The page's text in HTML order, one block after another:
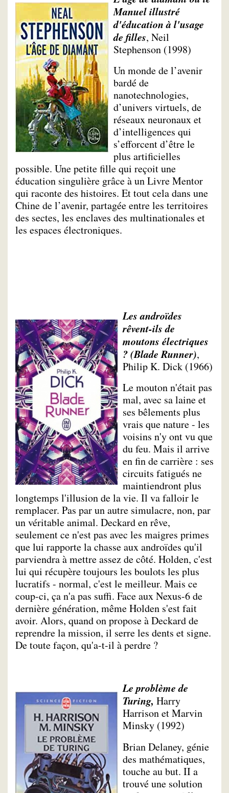
Manuel illustré
d'éducation à l'usage
de filles, Neil
Stephenson (1998)
Un monde de l’avenir
bardé de
nanotechnologies,
d’univers virtuels, de
réseaux neuronaux et
d’intelligences qui
s’efforcent d’être le
plus artificielles
possible. Une petite fille qui reçoit une
éducation singulière grâce à un Livre Mentor
qui raconte des histoires. Et tout cela dans une
Chine de l’avenir, partagée entre les territoires
des sectes, les enclaves des multinationales et
les espaces électroniques.
Les androïdes
rêvent-ils de
moutons électriques
? (Blade Runner),
Philip K. Dick (1966)
Le mouton n'était pas
mal, avec sa laine et
ses bêlements plus
vrais que nature - les
voisins n'y ont vu que
du feu. Mais il arrive
en fin de carrière : ses
circuits fatigués ne
maintiendront plus
longtemps l'illusion de la vie. Il va falloir le
remplacer. Pas par un autre simulacre, non, par
un véritable animal. Deckard en rêve,
seulement ce n'est pas avec les maigres primes
que lui rapporte la chasse aux androïdes qu'il
parviendra à mettre assez de côté. Holden, c'est
lui qui récupère toujours les boulots les plus
lucratifs - normal, c'est le meilleur. Mais ce
coup-ci, ça n'a pas suffi. Face aux Nexus-6 de
dernière génération, même Holden s'est fait
avoir. Alors, quand on propose à Deckard de
reprendre la mission, il serre les dents et signe.
De toute façon, qu'a-t-il à perdre ?
Le problème de
Turing, Harry
Harrison et Marvin
Minsky (1992)
Brian Delaney, génie
des mathématiques,
touche au but. II a
trouvé une solution